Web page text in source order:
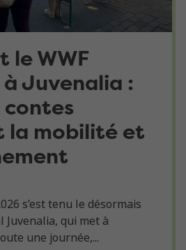
le WWF
Juvenalia :
contes
la mobilité et
s’est tenu le désormais
qui met à
une journée,...